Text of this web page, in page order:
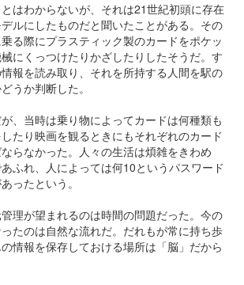
はわからないが、それは21世紀初頭に存在
ルにしたものだと聞いたことがある。その
る際にプラスティック製のカードをポケッ
にくっつけたりかざしたりしたそうだ。す
報を読み取り、それを所持する人間を駅の
うか判断した。
、当時は乗り物によってカードは何種類も
たり映画を観るときにもそれぞれのカード
らなかった。人々の生活は煩雑をきわめ
ふれ、人によっては何10というパスワード
ったという。
理が望まれるのは時間の問題だった。今の
たのは自然な流れだ。だれもが常に持ち歩
情報を保存しておける場所は「脳」だから